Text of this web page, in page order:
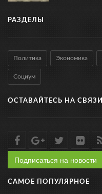
РАЗДЕЛЫ
Политика Экономика
Социум
ОСТАВАЙТЕСЬ НА СВЯЗИ
Подписаться на новости
САМОЕ ПОПУЛЯРНОЕ